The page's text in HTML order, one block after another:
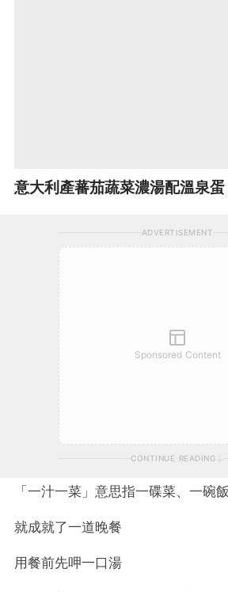
意大利產蕃茄蔬菜濃湯配溫泉
ADVERTISEMENT
Sponsored Content
CONTINUE READING
「一汁一菜」意思指一碟菜、一碗
就成就了一道晚餐
用餐前先呷一口湯